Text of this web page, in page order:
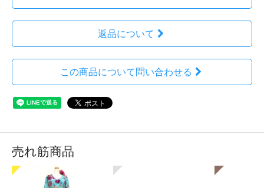
返品について
この商品について問い合わせる
売れ筋商品